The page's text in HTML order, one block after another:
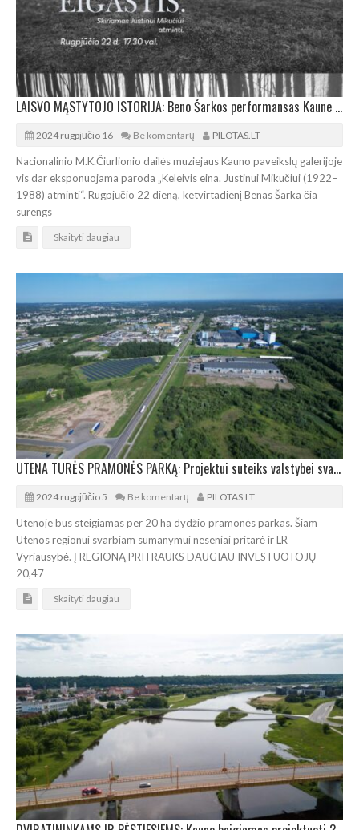
LAISVO MĄSTYTOJO ISTORIJA: Beno Šarkos performansas Kaune Justinui Mikučiui atminti
2024 rugpjūčio 16 Be komentarų PILOTAS.LT
Nacionalinio M.K.Čiurlionio dailės muziejaus Kauno paveikslų galerijoje
vis dar eksponuojama paroda „Keleivis eina. Justinui Mikučiui (1922–
1988) atminti“. Rugpjūčio 22 dieną, ketvirtadienį Benas Šarka čia
surengs
Skaityti daugiau
UTENA TURĖS PRAMONĖS PARKĄ: Projektui suteiks valstybei svarbaus projekto statusą
2024 rugpjūčio 5 Be komentarų PILOTAS.LT
Utenoje bus steigiamas per 20 ha dydžio pramonės parkas. Šiam
Utenos regionui svarbiam sumanymui neseniai pritarė ir LR
Vyriausybė. Į REGIONĄ PRITRAUKS DAUGIAU INVESTUOTOJŲ
20,47
Skaityti daugiau